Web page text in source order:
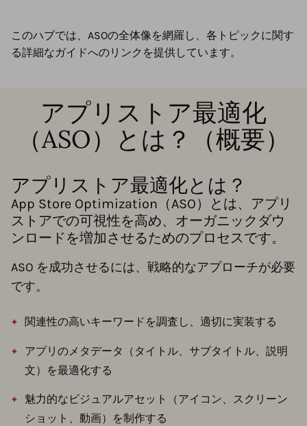
このハブでは、ASOの全体像を網羅し、各トピックに関す
る詳細なガイドへのリンクを提供しています。
アプリストア最適化
（ASO）とは？（概要）
アプリストア最適化とは？
App Store Optimization（ASO）とは、アプリ
ストアでの可視性を高め、オーガニックダウ
ンロードを増加させるためのプロセスです。
ASO を成功させるには、戦略的なアプローチが必要
です。
関連性の高いキーワードを調査し、適切に実装する
アプリのメタデータ（タイトル、サブタイトル、説明
文）を最適化する
魅力的なビジュアルアセット（アイコン、スクリーン
ショット、動画）を制作する